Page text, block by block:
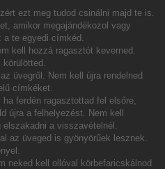
ezt meg tudod csinálni majd te is.
amikor megajándékozol vagy
a te egyedi címkéd.
kell hozzá ragasztót keverned.
körülötted.
üvegről. Nem kell újra rendelned
címkéket.
ha ferdén ragasztottad fel elsőre,
újra a felhelyezést. Nem kell
a visszavételnél.
az üveged is gyönyörűek lesznek.
neked kell ollóval körbefaricskálnod